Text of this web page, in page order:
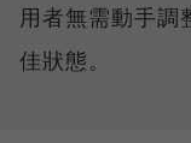
用者無需動手調
佳狀態。